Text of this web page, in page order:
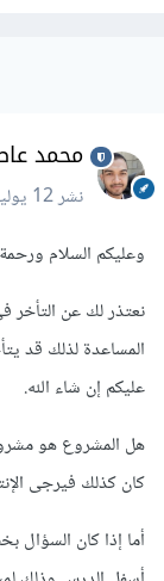
محمد
نشر12 يوليو 2025
وعليكم السلام ورحمة
نعتذر لك عن
المساعدة لذلك قد
عليكم إن شاء الله.
هل المشروع هو
كان كذلك فيرجى
أما إذا كان